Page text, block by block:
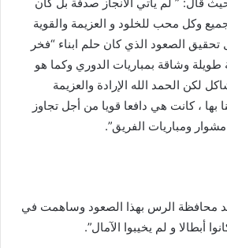
وكل محب للخلود و العزيمة والقوية
تحقيق الصعود الذي كان حلم ابناء “فخر
وشاقة بمباريات الدوري وكما هو
لكن الحمد الله الإرادة والعزيمة
بها ، كانت هي دافعا قويا من أجل تجاوز
ومباريات الفريق”.
محافظة الرس بهذا الصعود وساهمت في
أبطالا و لم يخيبوا الآمال”.